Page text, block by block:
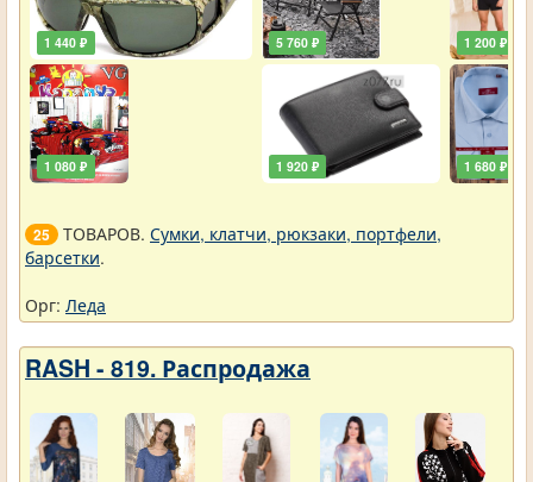
1 440 ₽
1 080 ₽
5 760 ₽
1 920 ₽
1 200 ₽
1 680 ₽
25 ТОВАРОВ. Сумки, клатчи, рюкзаки, портфели,
барсетки.
Орг: Леда
RASH - 819. Распродажа